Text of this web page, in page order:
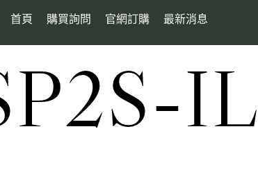
首頁 購買詢問 官網訂購 最新消息